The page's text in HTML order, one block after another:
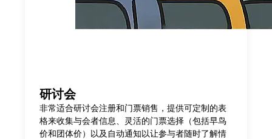
研讨会
非常适合研讨会注册和门票销售，提供可定制的表
格来收集与会者信息、灵活的门票选择（包括早鸟
价和团体价）以及自动通知以让参与者随时了解情